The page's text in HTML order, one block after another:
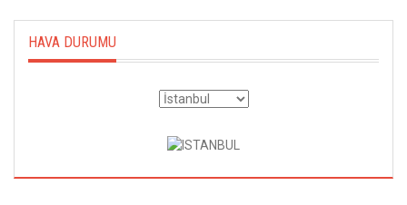
HAVA DURUMU